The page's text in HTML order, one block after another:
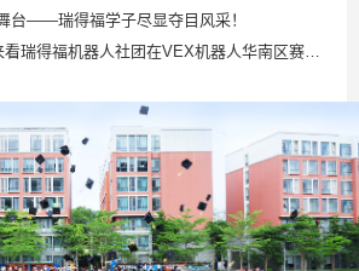
台——瑞得福学子尽显夺目风采！
福机器人社团在VEX机器人华南区赛上的精彩表现！